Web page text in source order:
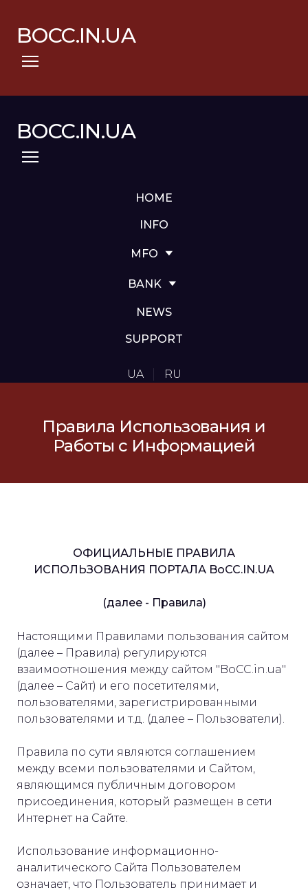
BOCC.IN.UA
BOCC.IN.UA
HOME
INFO
MFO
BANK
NEWS
SUPPORT
UA RU
Правила Использования и
Работы с Информацией
ОФИЦИАЛЬНЫЕ ПРАВИЛА
ИСПОЛЬЗОВАНИЯ ПОРТАЛА BoCC.IN.UA
(далее - Правила)
Настоящими Правилами пользования сайтом
(далее – Правила) регулируются
взаимоотношения между сайтом "BoCC.in.ua"
(далее – Сайт) и его посетителями,
пользователями, зарегистрированными
пользователями и т.д. (далее – Пользователи).
Правила по сути являются соглашением
между всеми пользователями и Сайтом,
являющимся публичным договором
присоединения, который размещен в сети
Интернет на Сайте.
Использование информационно-
аналитического Сайта Пользователем
означает, что Пользователь принимает и